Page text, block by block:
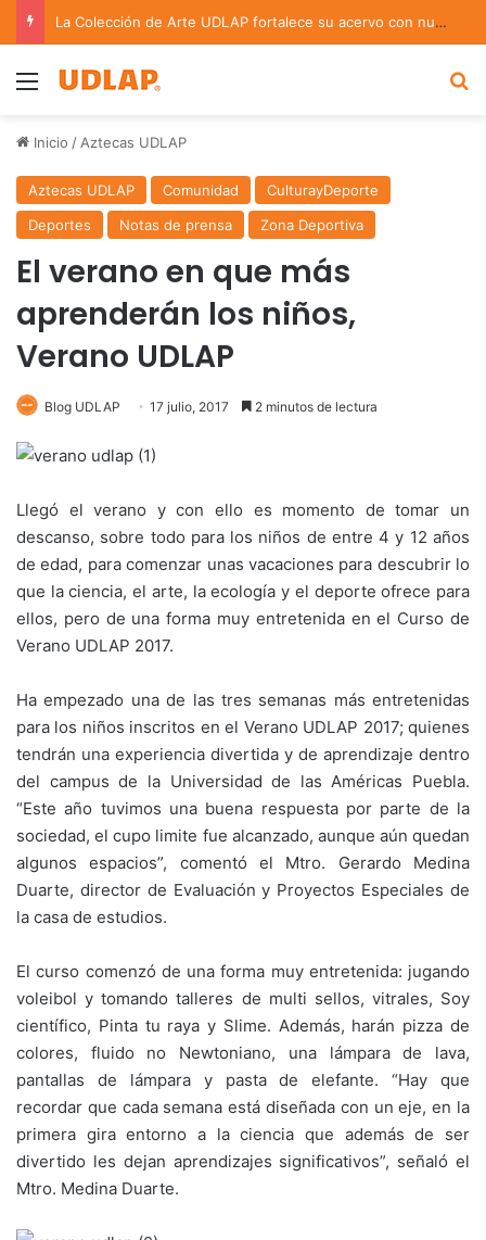
La Colección de Arte UDLAP fortalece su acervo con nuevas obras de artistas emergentes y consolidados
Menu
Inicio / Aztecas UDLAP
Aztecas UDLAP Comunidad
CulturayDeporte
Deportes
Notas de prensa Zona Deportiva
El verano en que más
aprenderán los niños,
Verano UDLAP
Blog UDLAP 17 julio, 2017 2 minutos de lectura
Llegó el verano y con ello es momento de tomar un
descanso, sobre todo para los niños de entre 4 y 12 años
de edad, para comenzar unas vacaciones para descubrir lo
que la ciencia, el arte, la ecología y el deporte ofrece para
ellos, pero de una forma muy entretenida en el Curso de
Verano UDLAP 2017.
Ha empezado una de las tres semanas más entretenidas
para los niños inscritos en el Verano UDLAP 2017; quienes
tendrán una experiencia divertida y de aprendizaje dentro
del campus de la Universidad de las Américas Puebla.
“Este año tuvimos una buena respuesta por parte de la
sociedad, el cupo limite fue alcanzado, aunque aún quedan
algunos espacios”, comentó el Mtro. Gerardo Medina
Duarte, director de Evaluación y Proyectos Especiales de
la casa de estudios.
El curso comenzó de una forma muy entretenida: jugando
voleibol y tomando talleres de multi sellos, vitrales, Soy
científico, Pinta tu raya y Slime. Además, harán pizza de
colores, fluido no Newtoniano, una lámpara de lava,
pantallas de lámpara y pasta de elefante. “Hay que
recordar que cada semana está diseñada con un eje, en la
primera gira entorno a la ciencia que además de ser
divertido les dejan aprendizajes significativos”, señaló el
Mtro. Medina Duarte.